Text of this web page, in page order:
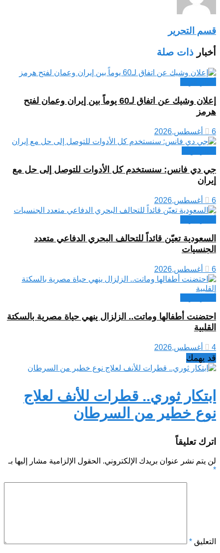
قسم التحرير
أخبار ذات صلة
إعلان وشيك عن اتفاق لـ60 يوماً بين إيران وعمان لفتح
هرمز
6 أغسطس,2026
جي دي فانس: سنستخدم كل الأدوات للتوصل إلى حل مع
إيران
6 أغسطس,2026
السعودية تعيّن قائداً للتحالف البحري الدفاعي متعدد
الجنسيات
6 أغسطس,2026
احتضنت أطفالها وماتت.. الزلزال ينهي حياة مصرية بالسكتة
القلبية
4 أغسطس,2026
قد يهمك
ابتكار ثوري.. قطرات للأنف لعلاج
نوع خطير من السرطان
اترك تعليقاً
لن يتم نشر عنوان بريدك الإلكتروني. الحقول الإلزامية مشار إليها بـ
*
التعليق *